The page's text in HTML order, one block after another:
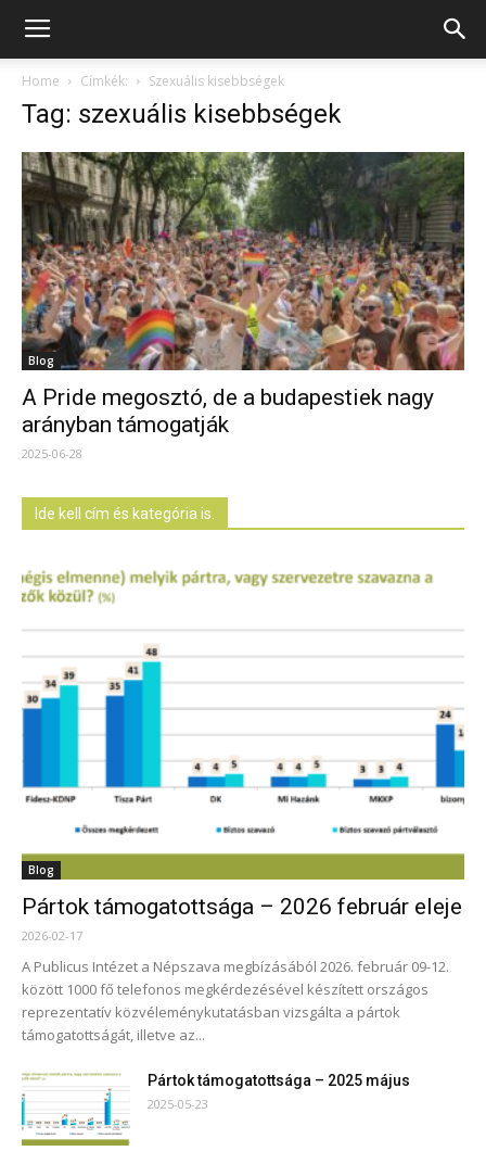
Home Címkék: Szexuális kisebbségek
Tag: szexuális kisebbségek
Blog
A Pride megosztó, de a budapestiek nagy
arányban támogatják
2025-06-28
Ide kell cím és kategória is.
Blog
Pártok támogatottsága – 2026 február eleje
2026-02-17
A Publicus Intézet a Népszava megbízásából 2026. február 09-12.
között 1000 fő telefonos megkérdezésével készített országos
reprezentatív közvéleménykutatásban vizsgálta a pártok
támogatottságát, illetve az...
Pártok támogatottsága – 2025 május
2025-05-23